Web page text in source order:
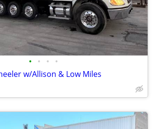
• • • •
w/Allison & Low Miles